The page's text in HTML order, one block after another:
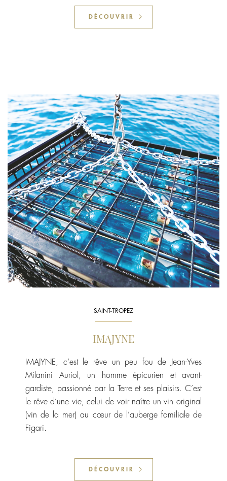
DÉCOUVRIR
SAINT-TROPEZ
IMAJYNE
IMAJYNE, c’est le rêve un peu fou de Jean-Yves
Milanini Auriol, un homme épicurien et avant-
gardiste, passionné par la Terre et ses plaisirs. C’est
le rêve d’une vie, celui de voir naître un vin original
(vin de la mer) au cœur de l’auberge familiale de
Figari.
DÉCOUVRIR